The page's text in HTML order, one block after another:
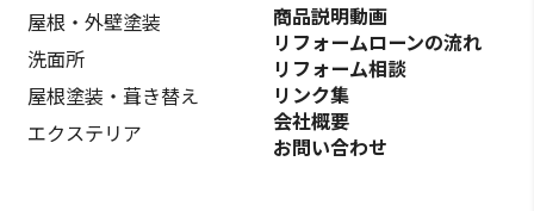
屋根・外壁塗装
洗面所
屋根塗装・葺き替え
エクステリア
商品説明動画
リフォームローンの流れ
リフォーム相談
リンク集
会社概要
お問い合わせ